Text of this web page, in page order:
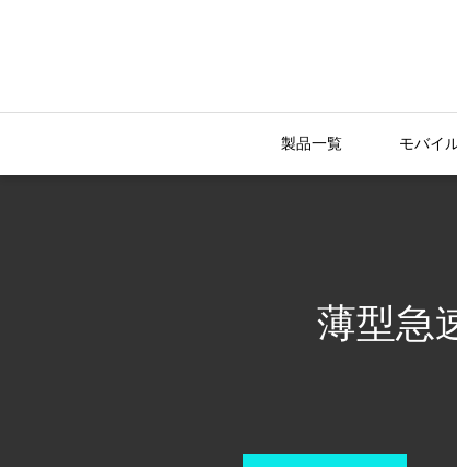
製品一覧 モバイ
薄型急